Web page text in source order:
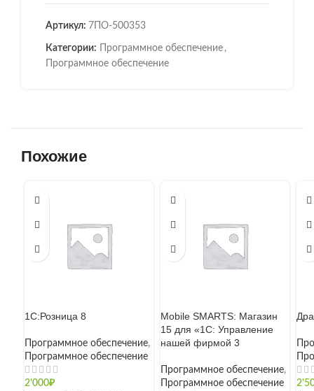
Артикул: 7ПО-500353
Категории: Программное обеспечение ,
Программное обеспечение
Похожие
1С:Розница 8
Программное обеспечение,
Программное обеспечение
2'000₽
Mobile SMARTS: Магазин
15 для «1С: Управление
нашей фирмой 3
Программное обеспечение,
Программное обеспечение